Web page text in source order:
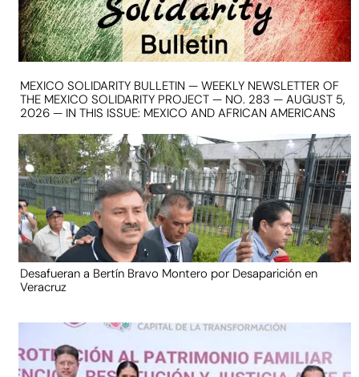
MEXICO SOLIDARITY BULLETIN — WEEKLY NEWSLETTER OF
THE MEXICO SOLIDARITY PROJECT — NO. 283 — AUGUST 5,
2026 — IN THIS ISSUE: MEXICO AND AFRICAN AMERICANS
Desafueran a Bertín Bravo Montero por Desaparición en
Veracruz